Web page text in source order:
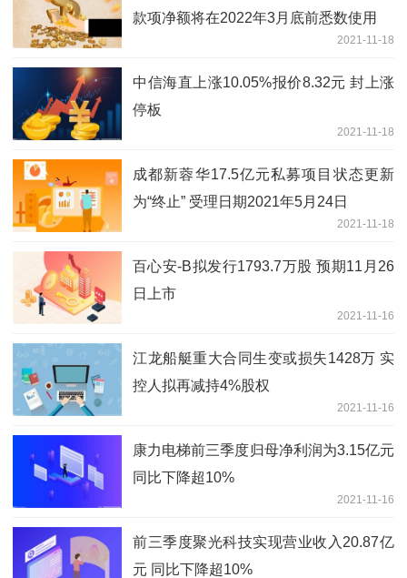
款项净额将在2022年3月底前悉数使用
2021-11-18
中信海直上涨10.05%报价8.32元 封上涨
停板
2021-11-18
成都新蓉华17.5亿元私募项目状态更新
为“终止” 受理日期2021年5月24日
2021-11-18
百心安-B拟发行1793.7万股 预期11月26
日上市
2021-11-16
江龙船艇重大合同生变或损失1428万 实
控人拟再减持4%股权
2021-11-16
康力电梯前三季度归母净利润为3.15亿元
同比下降超10%
2021-11-16
前三季度聚光科技实现营业收入20.87亿
元 同比下降超10%